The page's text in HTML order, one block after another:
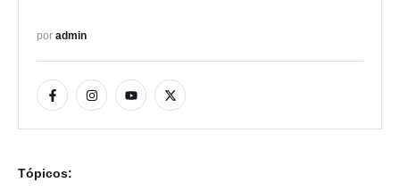
por admin
Tópicos: